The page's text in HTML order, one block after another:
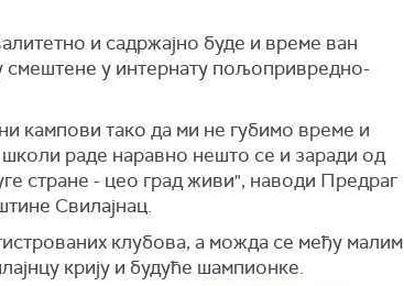
и садржајно буде и време ван
смештене у интернату пољопривредно-
кампови тако да ми не губимо време и
раде наравно нешто се и заради од
стране - цео град живи", наводи Предраг
Свилајнац.
клубова, а можда се међу малим
крију и будуће шампионке.